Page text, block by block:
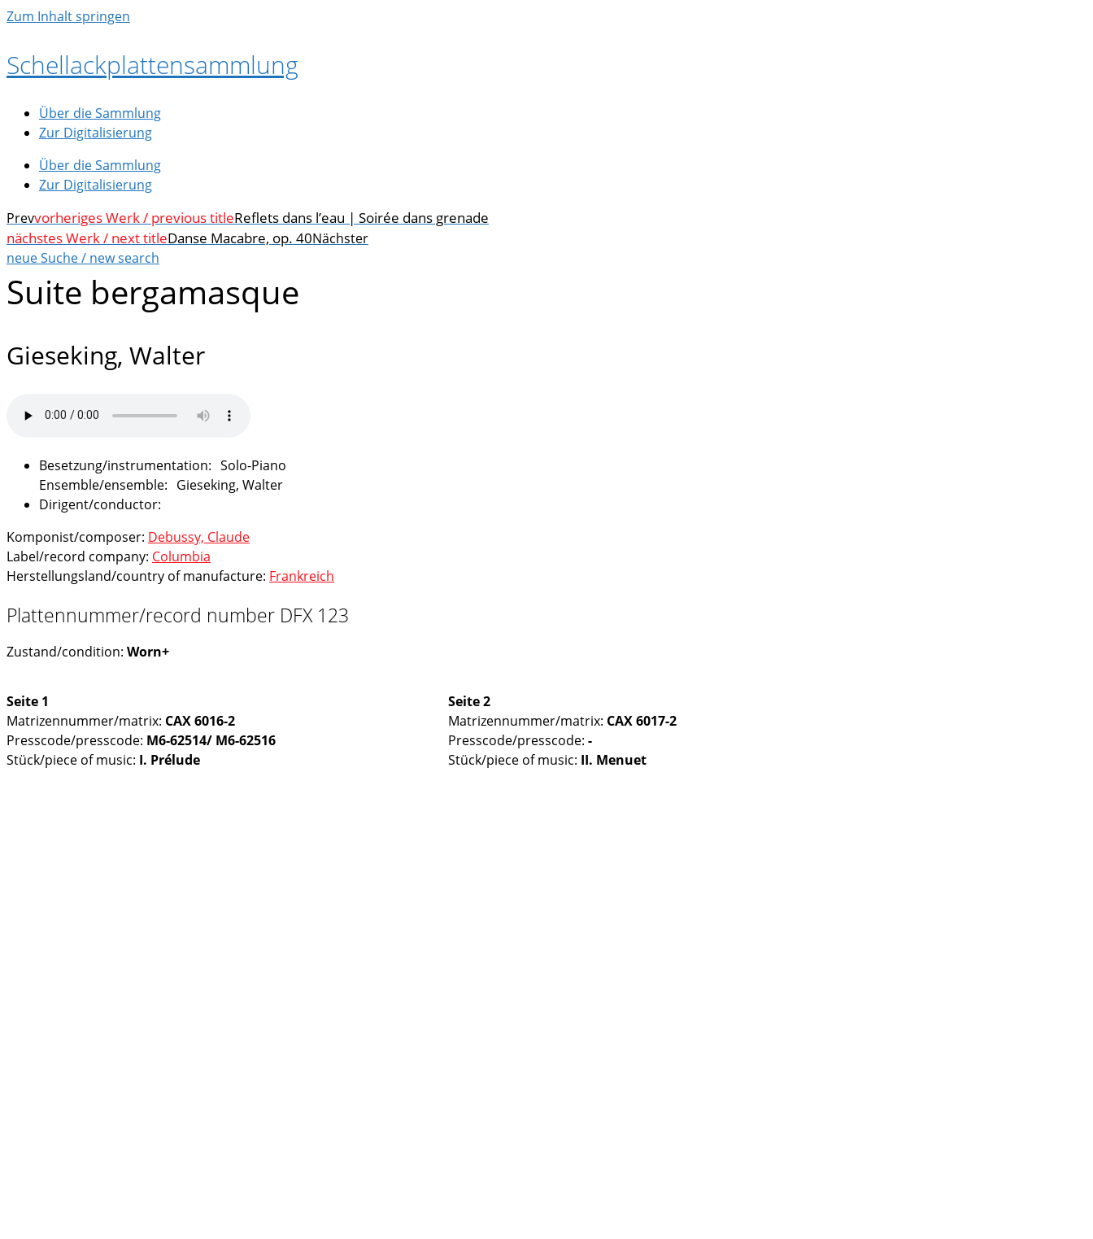
Zum Inhalt springen
Schellackplattensammlung
Über die Sammlung
Zur Digitalisierung
Über die Sammlung
Zur Digitalisierung
Prevvorheriges Werk / previous titleReflets dans l’eau | Soirée dans grenade
nächstes Werk / next titleDanse Macabre, op. 40Nächster
neue Suche / new search
Suite bergamasque
Gieseking, Walter
Solo-Piano
Gieseking, Walter
Komponist/composer: Debussy, Claude
Label/record company: Columbia
Herstellungsland/country of manufacture: Frankreich
Plattennummer/record number DFX 123
Zustand/condition: Worn+
Seite 1
Matrizennummer/matrix: CAX 6016-2
Presscode/presscode: M6-62514/ M6-62516
Stück/piece of music: I. Prélude
Seite 2
Matrizennummer/matrix: CAX 6017-2
Presscode/presscode: -
Stück/piece of music: II. Menuet